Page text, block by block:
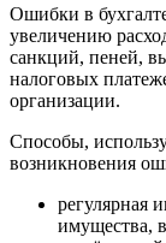
Ошибки в
увеличению
санкций, пеней,
налоговых
организации.
Способы,
возникновения
регулярная
имущества,